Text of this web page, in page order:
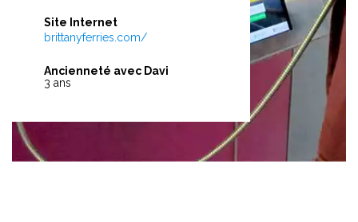
Site Internet
brittanyferries.com/
Ancienneté avec Davi
3 ans